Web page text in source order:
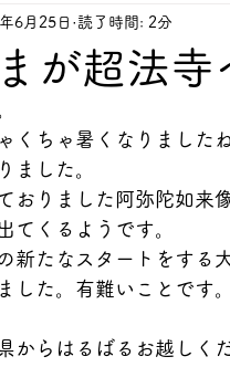
が超法寺
6月25日 読了時間: 2分
くちゃ暑くなりました
ました。
おりました阿弥陀如来
てくるようです。
新たなスタートをする
した。有難いことです。
からはるばるお越しく